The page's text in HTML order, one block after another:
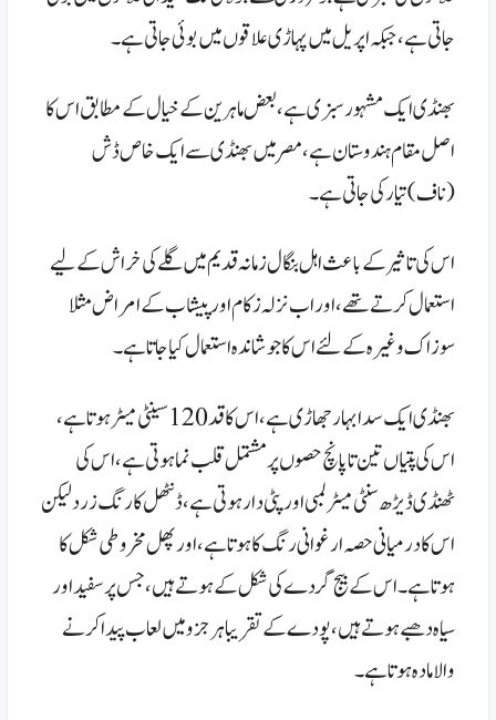
جاتی ہے،جبکہ اپریل میں پہاڑی علاقوں میں بوئی جاتی ہے۔
بھنڈی ایک مشہور سبزی ہے،بعض ماہرین کے خیال کے مطابق اس کا
اصل مقام ہندوستان ہے،مصر میں بھنڈی سے ایک خاص ڈش
(ناف)تیار کی جاتی ہے۔
اس کی تاثیر کے باعث اہل بنگال زمانہ قدیم میں گلے کی خراش کے لیے
استعمال کرتے تھے،اور اب نزلہ زکام اور پیشاب کے امراض مثلا
سوزاک وغیرہ کے لئے اس کا جوشاندہ استعمال کیا جاتا ہے۔
بھنڈی ایک سدا بہار جھاڑی ہے،اس کا قد 120 سینٹی میٹر ہوتا ہے،
اس کی پتیاں تین تا پانچ حصوں پر مشتمل قلب نماہوتی ہے،اس کی
ٹھنڈی ڈیڑھ سنٹی میٹر لمبی اور پٹی دار ہوتی ہے، ڈنٹھل کا رنگ زرد لیکن
اس کا درمیانی حصہ ارغوانی رنگ کا ہوتا ہے، اورپھل مخروطی شکل کا
ہوتا ہے۔اس کے بیج گردے کی شکل کے ہوتے ہیں، جس پر سفید اور
سیاہ دھبے ہوتے ہیں، پودے کے تقریبا ہر جزو میں لعاب پیدا کرنے
والا مادہ ہوتا ہے۔